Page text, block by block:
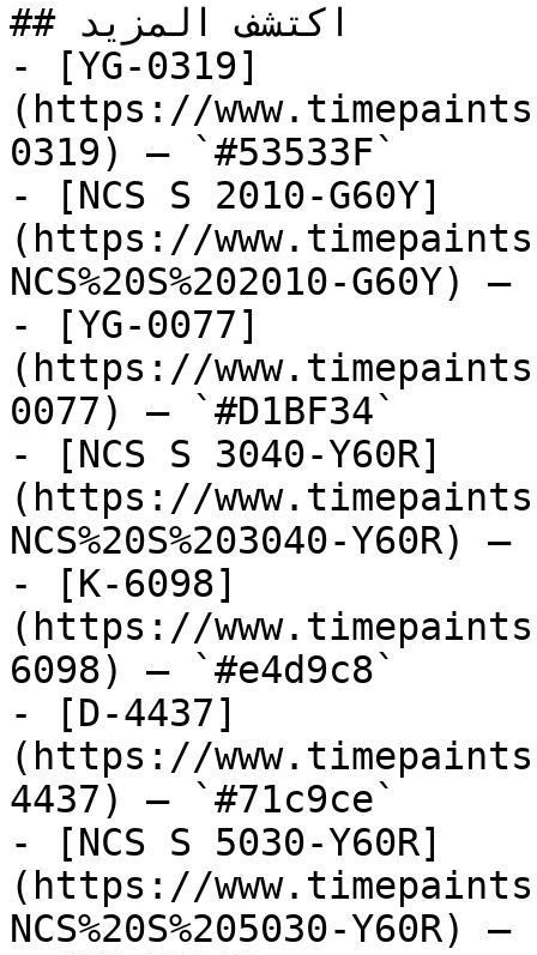
## اكتشف المزيد
- [YG-0319]
(https://
0319) — `#53533F`
- [NCS S 2010-G60Y]
(https://
NCS%20S%202010-G60Y)
- [YG-0077]
(https://
0077) — `#D1BF34`
- [NCS S 3040-Y60R]
(https://
NCS%20S%203040-Y60R)
- [K-6098]
(https://
6098) — `#e4d9c8`
- [D-4437]
(https://
4437) — `#71c9ce`
- [NCS S 5030-Y60R]
(https://
NCS%20S%205030-Y60R)